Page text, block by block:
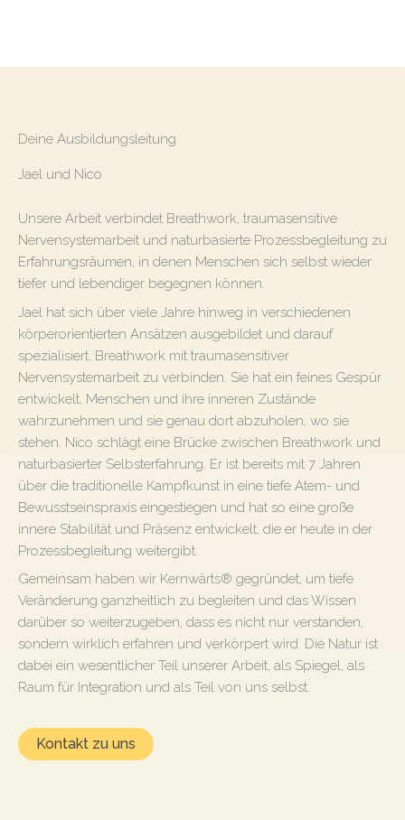
Deine Ausbildungsleitung
Jael und Nico
Unsere Arbeit verbindet Breathwork, traumasensitive
Nervensystemarbeit und naturbasierte Prozessbegleitung zu
Erfahrungsräumen, in denen Menschen sich selbst wieder
tiefer und lebendiger begegnen können.
Jael hat sich über viele Jahre hinweg in verschiedenen
körperorientierten Ansätzen ausgebildet und darauf
spezialisiert, Breathwork mit traumasensitiver
Nervensystemarbeit zu verbinden. Sie hat ein feines Gespür
entwickelt, Menschen und ihre inneren Zustände
wahrzunehmen und sie genau dort abzuholen, wo sie
stehen. Nico schlägt eine Brücke zwischen Breathwork und
naturbasierter Selbsterfahrung. Er ist bereits mit 7 Jahren
über die traditionelle Kampfkunst in eine tiefe Atem- und
Bewusstseinspraxis eingestiegen und hat so eine große
innere Stabilität und Präsenz entwickelt, die er heute in der
Prozessbegleitung weitergibt.
Gemeinsam haben wir Kernwärts® gegründet, um tiefe
Veränderung ganzheitlich zu begleiten und das Wissen
darüber so weiterzugeben, dass es nicht nur verstanden,
sondern wirklich erfahren und verkörpert wird. Die Natur ist
dabei ein wesentlicher Teil unserer Arbeit, als Spiegel, als
Raum für Integration und als Teil von uns selbst.
Kontakt zu uns